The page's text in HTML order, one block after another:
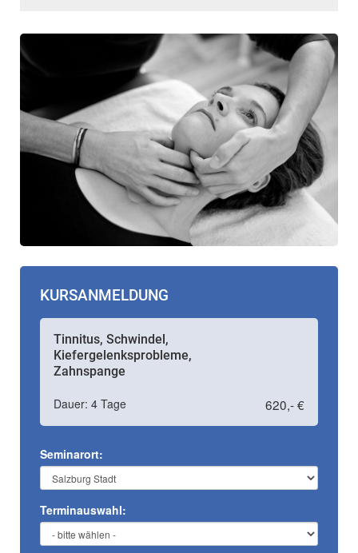
KURSANMELDUNG
Tinnitus, Schwindel,
Kiefergelenksprobleme,
Zahnspange
620,- €
Dauer: 4 Tage
Seminarort:
Terminauswahl: